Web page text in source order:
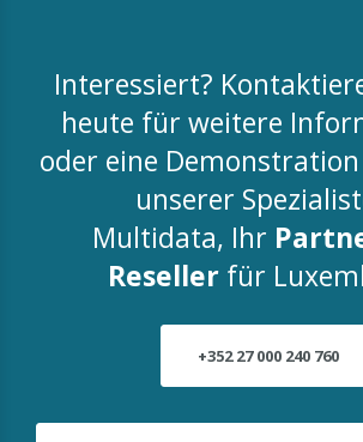
Interessiert?
heute für weitere
oder eine
unserer
Multidata, Ihr
Reseller für
+352 27 000 240 760